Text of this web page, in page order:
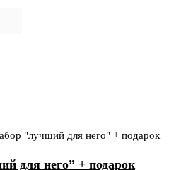
для него” + подарок